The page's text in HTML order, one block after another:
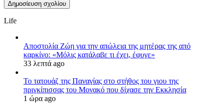
Life
Αποστολία Ζώη για την απώλεια της μητέρας της από
καρκίνο: «Μόλις κατάλαβε τι έχει, έφυγε»
33 λεπτά ago
Το τατουάζ της Παναγίας στο στήθος του γιου της
πριγκίπισσας του Μονακό που δίχασε την Εκκλησία
1 ώρα ago